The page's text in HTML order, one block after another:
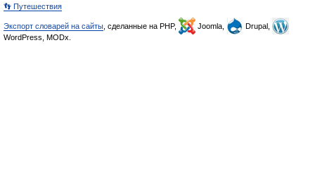
👣 Путешествия
Экспорт словарей на сайты , сделанные на PHP, Joomla,
Drupal,
WordPress, MODx.